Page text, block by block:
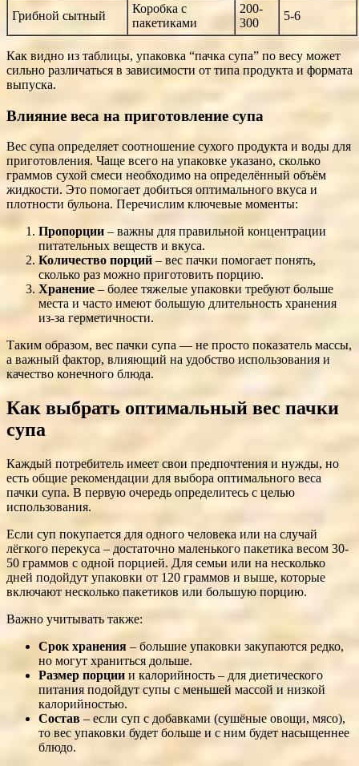
Грибной сытный
Коробка с
пакетиками
200-
300
5-6
Как видно из таблицы, упаковка “пачка супа” по весу может
сильно различаться в зависимости от типа продукта и формата
выпуска.
Влияние веса на приготовление супа
Вес супа определяет соотношение сухого продукта и воды для
приготовления. Чаще всего на упаковке указано, сколько
граммов сухой смеси необходимо на определённый объём
жидкости. Это помогает добиться оптимального вкуса и
плотности бульона. Перечислим ключевые моменты:
Пропорции – важны для правильной концентрации
питательных веществ и вкуса.
Количество порций– вес пачки помогает понять,
сколько раз можно приготовить порцию.
Хранение– более тяжелые упаковки требуют больше
места и часто имеют большую длительность хранения
из-за герметичности.
Таким образом, вес пачки супа — не просто показатель массы,
а важный фактор, влияющий на удобство использования и
качество конечного блюда.
Как выбрать оптимальный вес пачки
супа
Каждый потребитель имеет свои предпочтения и нужды, но
есть общие рекомендации для выбора оптимального веса
пачки супа. В первую очередь определитесь с целью
использования.
Если суп покупается для одного человека или на случай
лёгкого перекуса – достаточно маленького пакетика весом 30-
50 граммов с одной порцией. Для семьи или на несколько
дней подойдут упаковки от 120 граммов и выше, которые
включают несколько пакетиков или большую порцию.
Важно учитывать также:
Срок хранения – большие упаковки закупаются редко,
но могут храниться дольше.
Размер порции и калорийность – для диетического
питания подойдут супы с меньшей массой и низкой
калорийностью.
Состав – если суп с добавками (сушёные овощи, мясо),
то вес упаковки будет больше и с ним будет насыщеннее
блюдо.